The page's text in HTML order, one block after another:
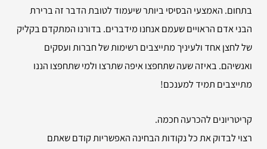
בתחום. האמצעי הבסיסי ביותר שיעמוד לטובת הדבר זה ברירת
הבני אדם הראויים שעמם אנחנו מידברים. בדורנו המתקדם בקליק
של לחצן אחד ולעיניך מתייצבים רשימות של חברות ועסקים
ואנשיהם. באיזה שעה שתחפצו איפה שתרצו ולמי שתחפצו הננו
מתייצבים תמיד למענכם!
קריטריונים להכרעה חכמה.
רצוי לבדוק את כל נקודות הבחינה האפשריות קודם שאתם